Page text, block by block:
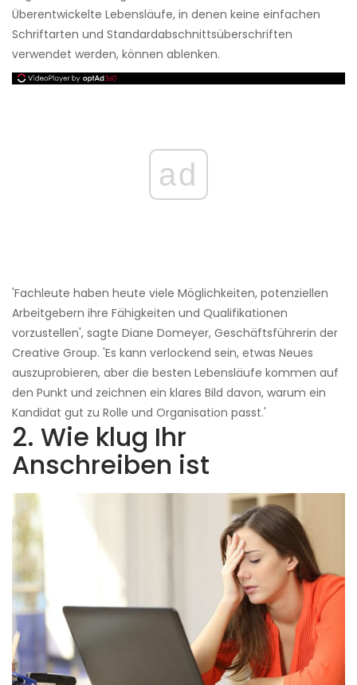
Überentwickelte Lebensläufe, in denen keine einfachen
Schriftarten und Standardabschnittsüberschriften
verwendet werden, können ablenken.
ad
'Fachleute haben heute viele Möglichkeiten, potenziellen
Arbeitgebern ihre Fähigkeiten und Qualifikationen
vorzustellen', sagte Diane Domeyer, Geschäftsführerin der
Creative Group. 'Es kann verlockend sein, etwas Neues
auszuprobieren, aber die besten Lebensläufe kommen auf
den Punkt und zeichnen ein klares Bild davon, warum ein
Kandidat gut zu Rolle und Organisation passt.'
2. Wie klug Ihr
Anschreiben ist